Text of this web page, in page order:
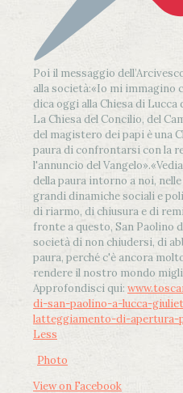
Poi il messaggio
alla società:«Io mi immagino
dica oggi alla Chiesa di Lucca
La Chiesa del Concilio, del
del magistero dei papi è una
paura di confrontarsi con la
l'annuncio del Vangelo».
della paura intorno a noi,
grandi dinamiche sociali e
di riarmo, di chiusura e di
fronte a questo, San Paolino
società di non chiudersi, di
paura, perché c'è ancora
rendere il nostro mondo
Approfondisci qui:
di-san-paolino-a-lucca-
latteggiamento-di-apertura-
Less
Photo
View on Facebook